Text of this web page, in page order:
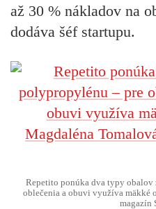
až 30 % nákladov na
dodáva šéf startupu.
Repetito ponúka dva typy
oblečenia a obuvi využíva mäkké
magazín